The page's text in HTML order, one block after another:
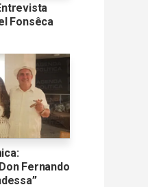
Fonsêca
Fernando